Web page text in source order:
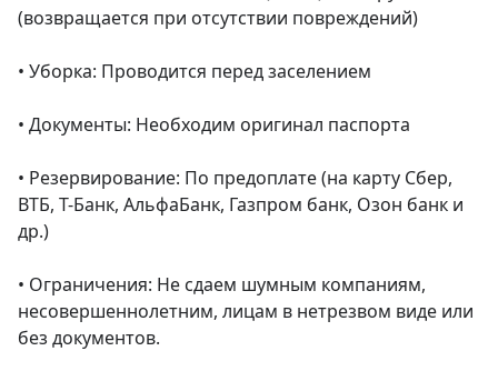
(возвращается при отсутствии повреждений)
• Уборка: Проводится перед заселением
• Документы: Необходим оригинал паспорта
• Резервирование: По предоплате (на карту Сбер,
ВТБ, Т-Банк, АльфаБанк, Газпром банк, Озон банк и
др.)
• Ограничения: Не сдаем шумным компаниям,
несовершеннолетним, лицам в нетрезвом виде или
без документов.